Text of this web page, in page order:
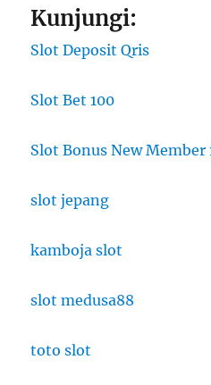
Kunjungi:
Slot Deposit Qris
Slot Bet 100
Slot Bonus New Member
slot jepang
kamboja slot
slot medusa88
toto slot